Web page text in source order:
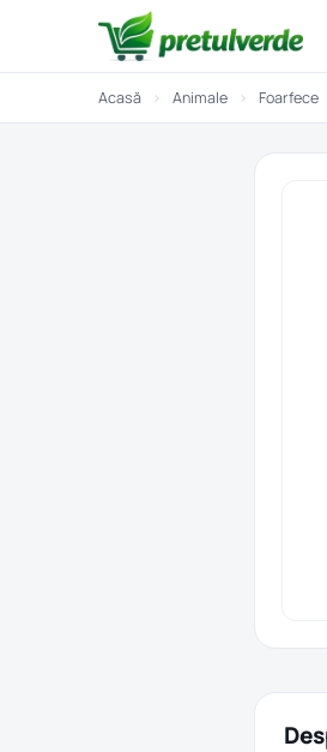
Acasă › Animale › Foarfece